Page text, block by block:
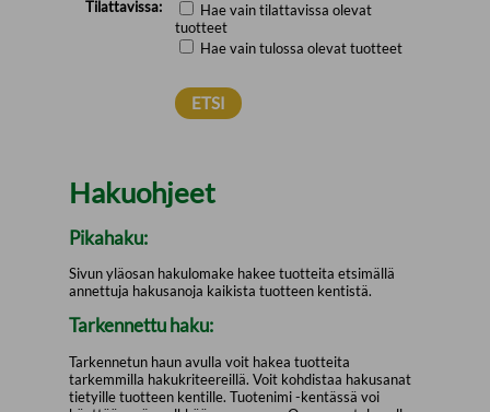
Tilattavissa:
Hae vain tilattavissa olevat
tuotteet
Hae vain tulossa olevat tuotteet
Hakuohjeet
Pikahaku:
Sivun yläosan hakulomake hakee tuotteita etsimällä
annettuja hakusanoja kaikista tuotteen kentistä.
Tarkennettu haku:
Tarkennetun haun avulla voit hakea tuotteita
tarkemmilla hakukriteereillä. Voit kohdistaa hakusanat
tietyille tuotteen kentille. Tuotenimi -kentässä voi